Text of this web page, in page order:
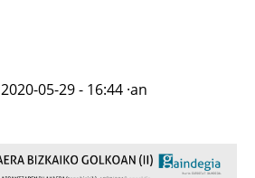
2020-05-29 - 16:44 ·an